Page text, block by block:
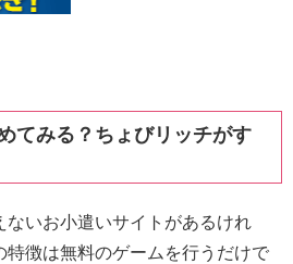
てみる？ちょびリッチがす
ないお小遣いサイトがあるけれ
特徴は無料のゲームを行うだけで